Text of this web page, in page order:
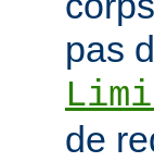
pas
de